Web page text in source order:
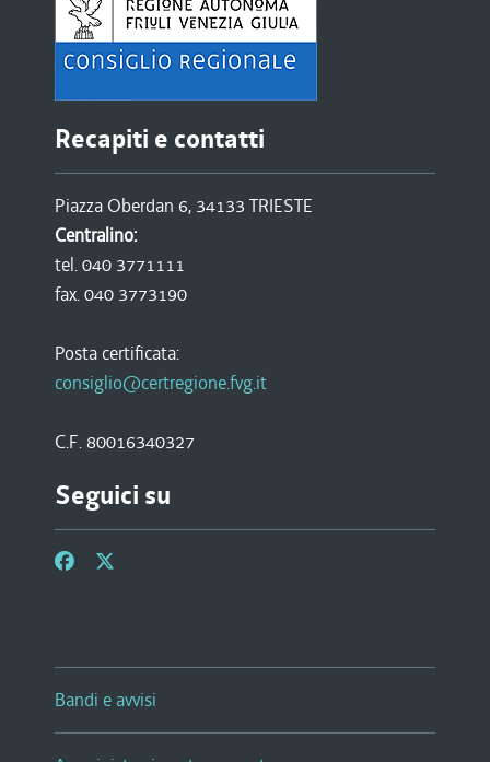
Recapiti e contatti
Piazza Oberdan 6, 34133 TRIESTE
Centralino:
tel. 040 3771111
fax. 040 3773190
Posta certificata:
consiglio@certregione.fvg.it
C.F. 80016340327
Seguici su
Bandi e avvisi